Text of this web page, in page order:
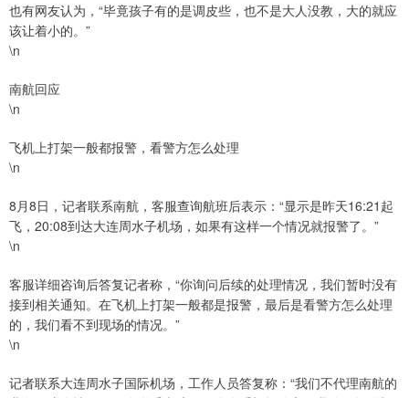
也有网友认为，“毕竟孩子有的是调皮些，也不是大人没教，大的就应
该让着小的。”
\n
南航回应
\n
飞机上打架一般都报警，看警方怎么处理
\n
8月8日，记者联系南航，客服查询航班后表示：“显示是昨天16:21起
飞，20:08到达大连周水子机场，如果有这样一个情况就报警了。”
\n
客服详细咨询后答复记者称，“你询问后续的处理情况，我们暂时没有
接到相关通知。在飞机上打架一般都是报警，最后是看警方怎么处理
的，我们看不到现场的情况。”
\n
记者联系大连周水子国际机场，工作人员答复称：“我们不代理南航的